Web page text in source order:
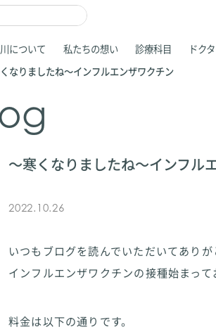
について 私たちの想い 診療科目 ドク
なりましたね〜インフルエンザワクチン
〜寒くなりましたね〜インフル
2022.10.26
いつもブログを読んでいただいてありが
インフルエンザワクチンの接種始まって
料金は以下の通りです。